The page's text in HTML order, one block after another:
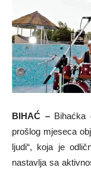
BIHAĆ –Bihaćka
prošlog mjeseca
ljudi“, koja je
nastavlja sa